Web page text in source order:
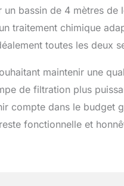
un bassin de 4 mètres
traitement chimique
toutes les deux
maintenir une
de filtration plus
compte dans le budget
fonctionnelle et